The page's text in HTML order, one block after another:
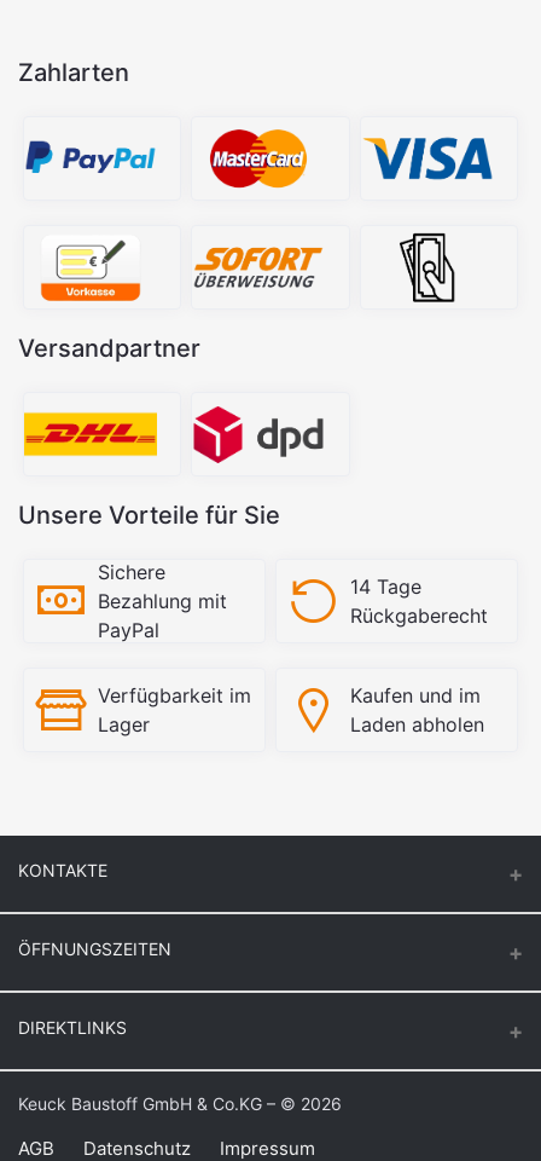
Zahlarten
Versandpartner
Unsere Vorteile für Sie
Sichere
Bezahlung mit
PayPal
14 Tage
Rückgaberecht
Verfügbarkeit im
Lager
Kaufen und im
Laden abholen
KONTAKTE
47918 Tönisvorst
Auf Google Maps anzeigen
ÖFFNUNGSZEITEN
Montag – Donnerstag
6:30 – 16:00
Samstag
DIREKTLINKS
Login
Bestellverlauf
Keuck Baustoff GmbH & Co.KG – © 2026
AGB Datenschutz Impressum